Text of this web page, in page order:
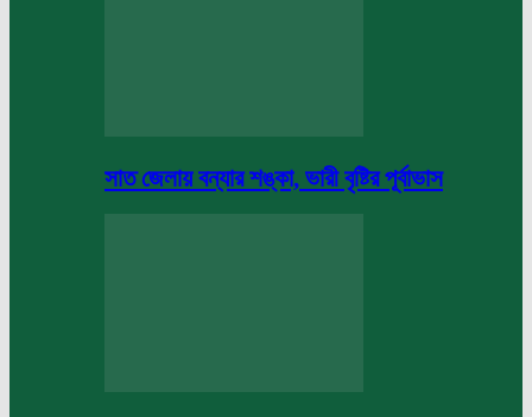
সাত জেলায় বন্যার শঙ্কা, ভারী বৃষ্টির পূর্বাভাস